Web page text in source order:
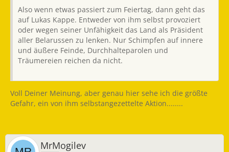
Also wenn etwas passiert zum Feiertag, dann geht das
auf Lukas Kappe. Entweder von ihm selbst provoziert
oder wegen seiner Unfähigkeit das Land als Präsident
aller Belarussen zu lenken. Nur Schimpfen auf innere
und äußere Feinde, Durchhalteparolen und
Träumereien reichen da nicht.
Voll Deiner Meinung, aber genau hier sehe ich die größte
Gefahr, ein von ihm selbstangezettelte Aktion........
MrMogilev